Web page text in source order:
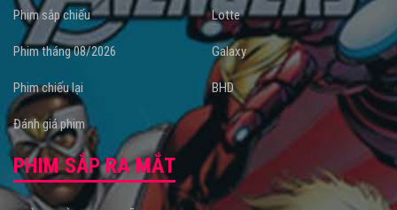
Phim sắp chiếu
Phim tháng 08/2026
Phim chiếu lại
Đánh giá phim
Lotte
Galaxy
BHD
PHIM SẮP RA MẮT